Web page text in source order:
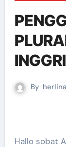
By
Hallo sobat